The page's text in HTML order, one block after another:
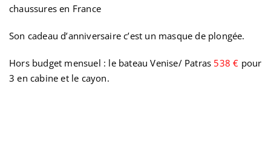
chaussures en France
Son cadeau d’anniversaire c’est un masque de plongée.
Hors budget mensuel : le bateau Venise/ Patras 538 € pour
3 en cabine et le cayon.